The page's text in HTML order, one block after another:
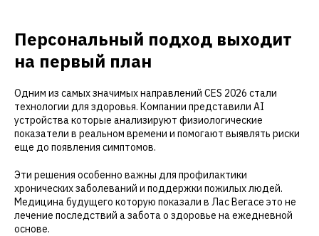
Персональный подход выходит
на первый план
Одним из самых значимых направлений CES 2026 стали
технологии для здоровья. Компании представили AI
устройства которые анализируют физиологические
показатели в реальном времени и помогают выявлять риски
еще до появления симптомов.
Эти решения особенно важны для профилактики
хронических заболеваний и поддержки пожилых людей.
Медицина будущего которую показали в Лас Вегасе это не
лечение последствий а забота о здоровье на ежедневной
основе.